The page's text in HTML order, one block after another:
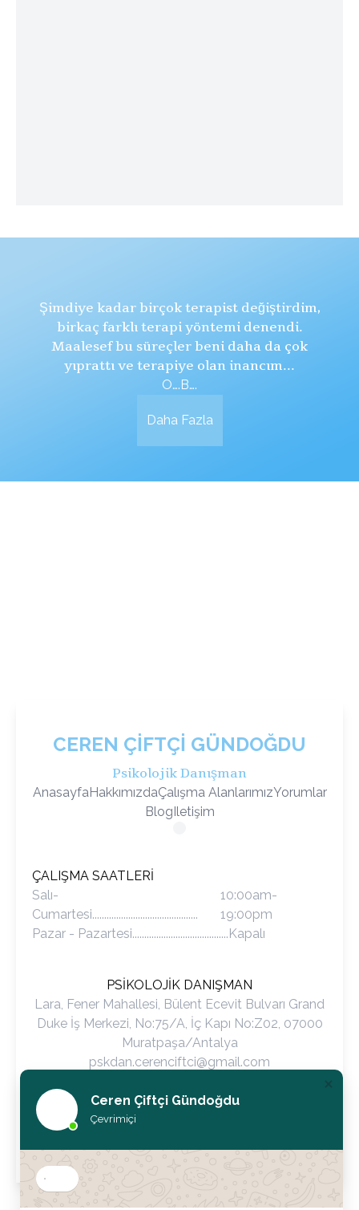
Şimdiye kadar birçok terapist değiştirdim,
birkaç farklı terapi yöntemi denendi.
Maalesef bu süreçler beni daha da çok
yıprattı ve terapiye olan inancım...
O….B….
Daha Fazla
CEREN ÇIFTÇI GÜNDOĞDU
Psikolojik Danışman
AnasayfaHakkımızdaÇalışma AlanlarımızYorumlar
BlogIletişim
ÇALIŞMA SAATLERI
Salı-
Cumartesi............................................
10:00am-
19:00pm
Pazar - Pazartesi........................................Kapalı
PSIKOLOJIK DANIŞMAN
Lara, Fener Mahallesi, Bülent Ecevit Bulvarı Grand
Duke İş Merkezi, No:75/A, İç Kapı No:Z02, 07000
Muratpaşa/Antalya
pskdan.cerenciftci@gmail.com
Ceren Çiftçi Gündoğdu
Çevrimiçi